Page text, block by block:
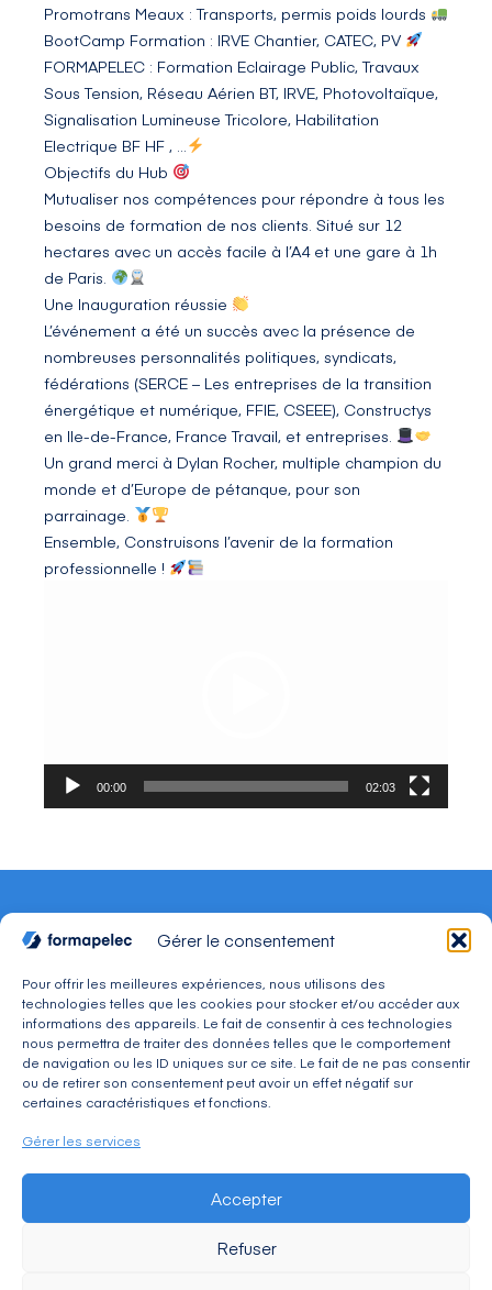
Gérer le consentement
Pour offrir les meilleures expériences, nous utilisons des
technologies telles que les cookies pour stocker et/ou accéder aux
informations des appareils. Le fait de consentir à ces technologies
nous permettra de traiter des données telles que le comportement
de navigation ou les ID uniques sur ce site. Le fait de ne pas consentir
ou de retirer son consentement peut avoir un effet négatif sur
certaines caractéristiques et fonctions.
Gérer les services
Accepter
Refuser
Promotrans Meaux : Transports, permis poids lourds
BootCamp Formation : IRVE Chantier, CATEC, PV
FORMAPELEC : Formation Eclairage Public, Travaux
Sous Tension, Réseau Aérien BT, IRVE, Photovoltaïque,
Signalisation Lumineuse Tricolore, Habilitation
Electrique BF HF , …
Objectifs du Hub
Mutualiser nos compétences pour répondre à tous les
besoins de formation de nos clients. Situé sur 12
hectares avec un accès facile à l’A4 et une gare à 1h
de Paris.
Une Inauguration réussie
L’événement a été un succès avec la présence de
nombreuses personnalités politiques, syndicats,
fédérations (SERCE – Les entreprises de la transition
énergétique et numérique, FFIE, CSEEE), Constructys
en Ile-de-France, France Travail, et entreprises.
Un grand merci à Dylan Rocher, multiple champion du
monde et d’Europe de pétanque, pour son
parrainage.
Ensemble, Construisons l’avenir de la formation
professionnelle !
00:00 02:03
CONTACT
Adresse : 30, avenue du Président Wilson 94234
CACHAN Cedex
Téléphone : 01 49 08 03 03
Mail : commercial@formapelec.fr
ESPACE TÉLÉCHARGEMENT
ESPACE RECRUTEMENT